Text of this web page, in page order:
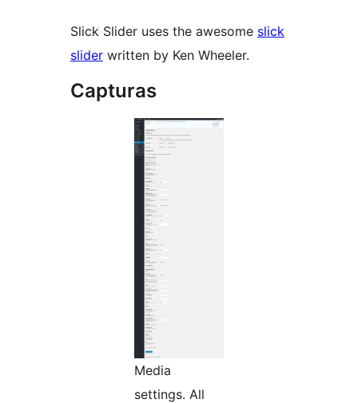
Slick Slider uses the awesome slick
slider written by Ken Wheeler.
Capturas
Media
settings. All